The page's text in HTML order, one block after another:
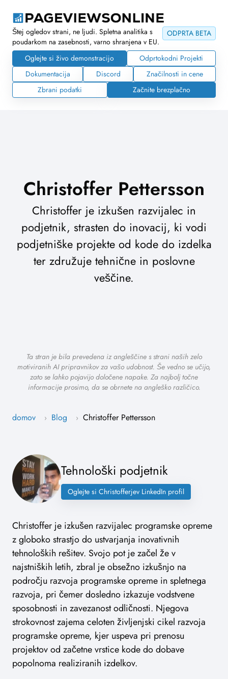
ODPRTA BETA
Štej ogledov strani, ne ljudi. Spletna analitika s
poudarkom na zasebnosti, varno shranjena v EU.
Oglejte si živo demonstracijo
Odprtokodni Projekti
Dokumentacija
Discord
Značilnosti in cene
Zbrani podatki
Začnite brezplačno
Christoffer Pettersson
Christoffer je izkušen razvijalec in
podjetnik, strasten do inovacij, ki vodi
podjetniške projekte od kode do izdelka
ter združuje tehnične in poslovne
veščine.
Ta stran je bila prevedena iz angleščine s strani naših zelo
motiviranih AI pripravnikov za vašo udobnost. Še vedno se učijo,
zato se lahko pojavijo določene napake. Za najbolj točne
informacije prosimo, da se obrnete na angleško različico.
domov › Blog › Christoffer Pettersson
Tehnološki podjetnik
Oglejte si Christofferjev LinkedIn profil
Christoffer je izkušen razvijalec programske opreme
z globoko strastjo do ustvarjanja inovativnih
tehnoloških rešitev. Svojo pot je začel že v
najstniških letih, zbral je obsežno izkušnjo na
področju razvoja programske opreme in spletnega
razvoja, pri čemer dosledno izkazuje vodstvene
sposobnosti in zavezanost odličnosti. Njegova
strokovnost zajema celoten življenjski cikel razvoja
programske opreme, kjer uspeva pri prenosu
projektov od začetne vrstice kode do dobave
popolnoma realiziranih izdelkov.